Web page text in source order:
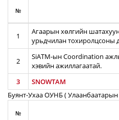
№
1
Агаарын хөлгийн
урьдчилан тохиролцсоны
2
SiATM-ын Coordination
хэвийн ажиллагаатай.
3
SNOWTAM
Буянт-Ухаа ОУНБ ( Улаанбаатарын
№